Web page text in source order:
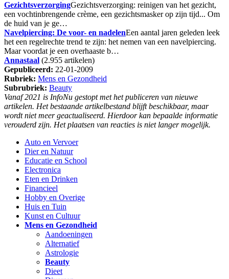
GezichtsverzorgingGezichtsverzorging: reinigen van het gezicht,
een vochtinbrengende crème, een gezichtsmasker op zijn tijd... Om
de huid van je ge…
Navelpiercing: De voor- en nadelenEen aantal jaren geleden leek
het een regelrechte trend te zijn: het nemen van een navelpiercing.
Maar voordat je een overhaaste b…
Annastaal (2.955 artikelen)
Gepubliceerd: 22-01-2009
Rubriek: Mens en Gezondheid
Subrubriek: Beauty
Vanaf 2021 is InfoNu gestopt met het publiceren van nieuwe
artikelen. Het bestaande artikelbestand blijft beschikbaar, maar
wordt niet meer geactualiseerd. Hierdoor kan bepaalde informatie
verouderd zijn. Het plaatsen van reacties is niet langer mogelijk.
Auto en Vervoer
Dier en Natuur
Educatie en School
Electronica
Eten en Drinken
Financieel
Hobby en Overige
Huis en Tuin
Kunst en Cultuur
Mens en Gezondheid
Aandoeningen
Alternatief
Astrologie
Beauty
Dieet